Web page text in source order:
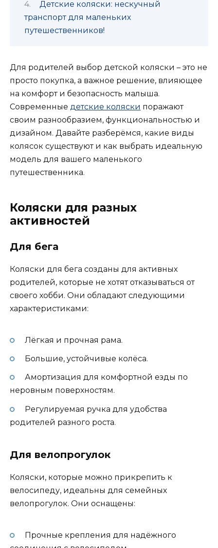
Детские коляски: нескучный
транспорт для маленьких
путешественников!
Для родителей выбор детской коляски – это не
просто покупка, а важное решение, влияющее
на комфорт и безопасность малыша.
Современные детские коляски поражают
своим разнообразием, функциональностью и
дизайном. Давайте разберёмся, какие виды
колясок существуют и как выбрать идеальную
модель для вашего маленького
путешественника.
Коляски для разных
активностей
Для бега
Коляски для бега созданы для активных
родителей, которые не хотят отказываться от
своего хобби. Они обладают следующими
характеристиками:
Лёгкая и прочная рама.
Большие, устойчивые колёса.
Амортизация для комфортной езды по
неровным поверхностям.
Регулируемая ручка для удобства
родителей разного роста.
Для велопрогулок
Коляски, которые можно прикрепить к
велосипеду, идеальны для семейных
велопрогулок. Они оснащены:
Прочные крепления для надёжного